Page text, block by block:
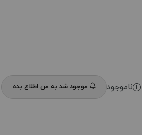
ناموجود موجود شد به من اطلاع بده